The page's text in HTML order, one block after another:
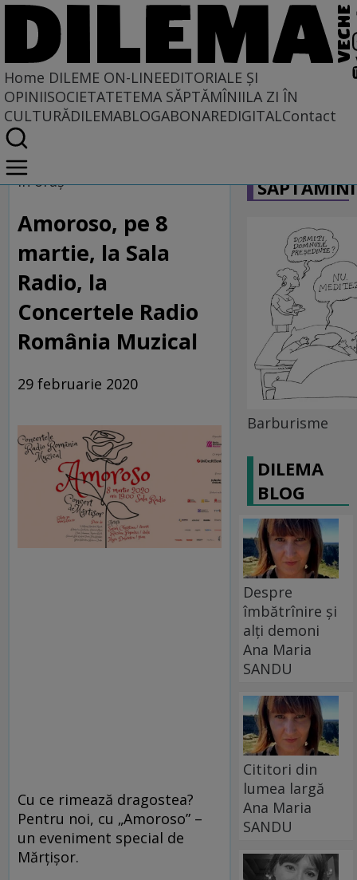
Home DILEME ON-LINEEDITORIALE ȘI
OPINIISOCIETATETEMA SĂPTĂMÎNIILA ZI ÎN
CULTURĂDILEMABLOGABONAREDIGITALContact
Home
Dileme on-line
În oraş
Amoroso, pe 8
martie, la Sala
Radio, la
Concertele Radio
România Muzical
29 februarie 2020
Cu ce rimează dragostea?
Pentru noi, cu „Amoroso” –
un eveniment special de
Mărţişor.
Barburisme
DILEMA
BLOG
Despre
îmbătrînire și
alți demoni
Ana Maria
SANDU
Cititori din
lumea largă
Ana Maria
SANDU